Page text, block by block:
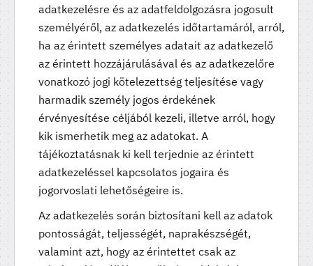
adatkezelésre és az adatfeldolgozásra jogosult
személyéről, az adatkezelés időtartamáról, arról,
ha az érintett személyes adatait az adatkezelő
az érintett hozzájárulásával és az adatkezelőre
vonatkozó jogi kötelezettség teljesítése vagy
harmadik személy jogos érdekének
érvényesítése céljából kezeli, illetve arról, hogy
kik ismerhetik meg az adatokat. A
tájékoztatásnak ki kell terjednie az érintett
adatkezeléssel kapcsolatos jogaira és
jogorvoslati lehetőségeire is.
Az adatkezelés során biztosítani kell az adatok
pontosságát, teljességét, naprakészségét,
valamint azt, hogy az érintettet csak az